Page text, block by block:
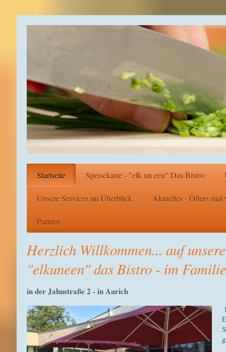
Startseite Speisekarte - "elk un een" Das Bistro
Unsere Services im Überblick Aktuelles - Öfters mal
Partner
Herzlich Willkommen...
"elkuneen" das Bistro - im
in der Jahnstraße 2 - in Aurich